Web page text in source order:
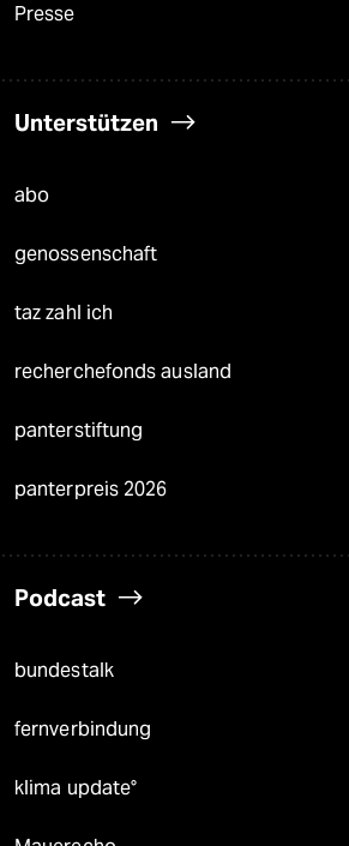
Presse
Unterstützen
abo
genossenschaft
taz zahl ich
recherchefonds ausland
panterstiftung
panterpreis 2026
Podcast
bundestalk
fernverbindung
klima update°